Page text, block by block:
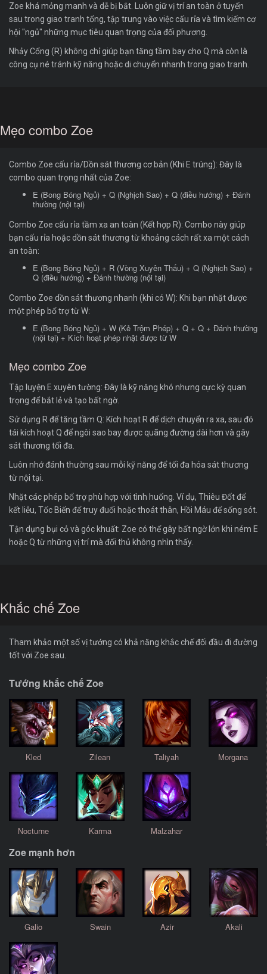
Zoe khá mỏng manh và dễ bị bắt. Luôn giữ vị trí an toàn ở tuyến
sau trong giao tranh tổng, tập trung vào việc cấu rỉa và tìm kiếm cơ
hội "ngủ" những mục tiêu quan trọng của đối phương.
Nhảy Cổng (R) không chỉ giúp bạn tăng tầm bay cho Q mà còn là
công cụ né tránh kỹ năng hoặc di chuyển nhanh trong giao tranh.
Mẹo combo Zoe
Combo Zoe cấu rỉa/Dồn sát thương cơ bản (Khi E trúng): Đây là
combo quan trọng nhất của Zoe:
E (Bong Bóng Ngủ) + Q (Nghịch Sao) + Q (điều hướng) + Đánh
thường (nội tại)
Combo Zoe cấu rỉa tầm xa an toàn (Kết hợp R): Combo này giúp
bạn cấu rỉa hoặc dồn sát thương từ khoảng cách rất xa một cách
an toàn:
E (Bong Bóng Ngủ) + R (Vòng Xuyên Thấu) + Q (Nghịch Sao) +
Q (điều hướng) + Đánh thường (nội tại)
Combo Zoe dồn sát thương nhanh (khi có W): Khi bạn nhặt được
một phép bổ trợ từ W:
E (Bong Bóng Ngủ) + W (Kẻ Trộm Phép) + Q + Q + Đánh thường
(nội tại) + Kích hoạt phép nhặt được từ W
Mẹo combo Zoe
Tập luyện E xuyên tường: Đây là kỹ năng khó nhưng cực kỳ quan
trọng để bắt lẻ và tạo bất ngờ.
Sử dụng R để tăng tầm Q: Kích hoạt R để dịch chuyển ra xa, sau đó
tái kích hoạt Q để ngôi sao bay được quãng đường dài hơn và gây
sát thương tối đa.
Luôn nhớ đánh thường sau mỗi kỹ năng để tối đa hóa sát thương
từ nội tại.
Nhặt các phép bổ trợ phù hợp với tình huống. Ví dụ, Thiêu Đốt để
kết liễu, Tốc Biến để truy đuổi hoặc thoát thân, Hồi Máu để sống sót.
Tận dụng bụi cỏ và góc khuất: Zoe có thể gây bất ngờ lớn khi ném E
hoặc Q từ những vị trí mà đối thủ không nhìn thấy.
Khắc chế Zoe
Tham khảo một số vị tướng có khả năng khắc chế đối đầu đi đường
tốt với Zoe sau.
Tướng khắc chế Zoe
Kled Zilean Taliyah Morgana
Nocturne Karma Malzahar
Zoe mạnh hơn
Galio Swain Azir Akali